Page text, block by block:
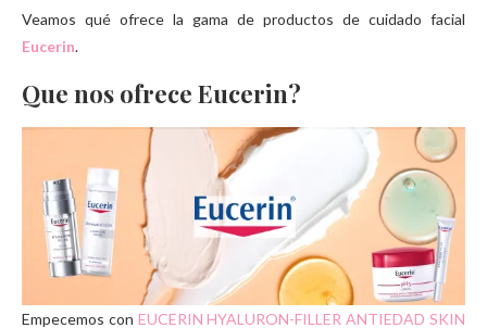
Veamos qué ofrece la gama de productos de cuidado facial
Eucerin.
Que nos ofrece Eucerin?
Empecemos con EUCERIN HYALURON-FILLER ANTIEDAD SKIN